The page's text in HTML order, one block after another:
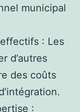
municipal
: Les
d’autres
des coûts
: